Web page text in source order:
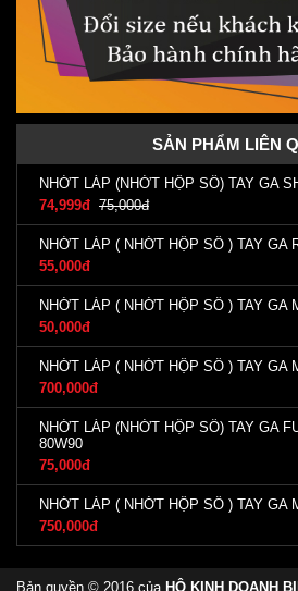
SẢN PHẨM LIÊN
NHỚT LÁP (NHỚT HỘP SỐ) TAY GA
74,999đ 75,000đ
NHỚT LÁP ( NHỚT HỘP SỐ ) TAY GA
55,000đ
NHỚT LÁP ( NHỚT HỘP SỐ ) TAY GA
50,000đ
NHỚT LÁP ( NHỚT HỘP SỐ ) TAY GA
700,000đ
NHỚT LÁP (NHỚT HỘP SỐ) TAY GA
80W90
75,000đ
NHỚT LÁP ( NHỚT HỘP SỐ ) TAY GA
750,000đ
Bản quyền © 2016 của HỘ KINH DOANH